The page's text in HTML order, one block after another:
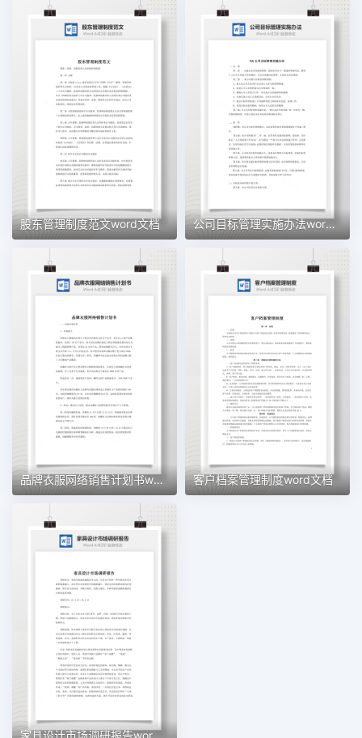
股东管理制度范文word文档 公司目标管理实施办法word文档
品牌衣服网络销售计划书word文档 客户档案管理制度word文档
家具设计市场调研报告word文档